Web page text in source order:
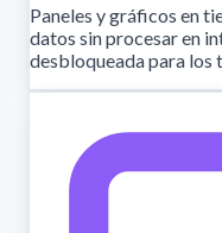
Paneles y gráficos en
datos sin procesar en
desbloqueada para los